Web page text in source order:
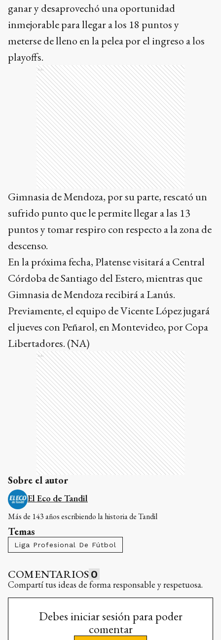
ganar y desaprovechó una oportunidad
inmejorable para llegar a los 18 puntos y
meterse de lleno en la pelea por el ingreso a los
playoffs.
Ads
Gimnasia de Mendoza, por su parte, rescató un
sufrido punto que le permite llegar a las 13
puntos y tomar respiro con respecto a la zona de
descenso.
En la próxima fecha, Platense visitará a Central
Córdoba de Santiago del Estero, mientras que
Gimnasia de Mendoza recibirá a Lanús.
Previamente, el equipo de Vicente López jugará
el jueves con Peñarol, en Montevideo, por Copa
Libertadores. (NA)
Ads
Sobre el autor
El Eco de Tandil
Más de 143 años escribiendo la historia de Tandil
Temas
Liga Profesional De Fútbol
COMENTARIOS 0
Compartí tus ideas de forma responsable y respetuosa.
Debes iniciar sesión para poder
comentar